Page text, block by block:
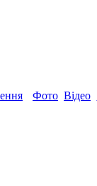
Фото Відео